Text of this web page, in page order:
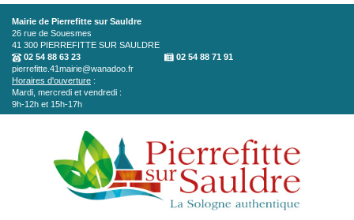
Aller au contenu principal
Mairie de Pierrefitte sur Sauldre
26 rue de Souesmes
41 300 PIERREFITTE SUR SAULDRE
02 54 88 63 23
02 54 88 71 91
pierrefitte.41mairie@wanadoo.fr
Horaires d'ouverture :
Mardi, mercredi et vendredi :
9h-12h et 15h-17h